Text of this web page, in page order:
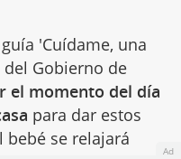
'Cuídame, una
Gobierno de
el momento del día
para dar estos
bebé se relajará
Ad